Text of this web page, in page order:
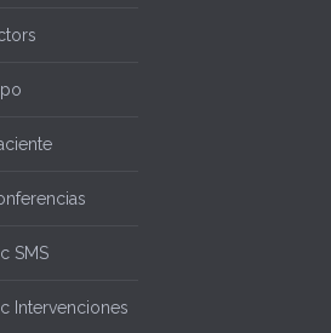
SMS
Intervenciones